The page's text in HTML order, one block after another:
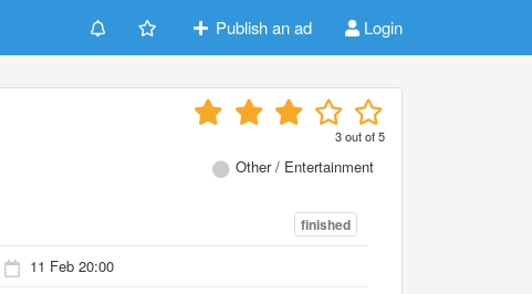
Publish an ad Login
3out of5
Other / Entertainment
finished
11 Feb 20:00